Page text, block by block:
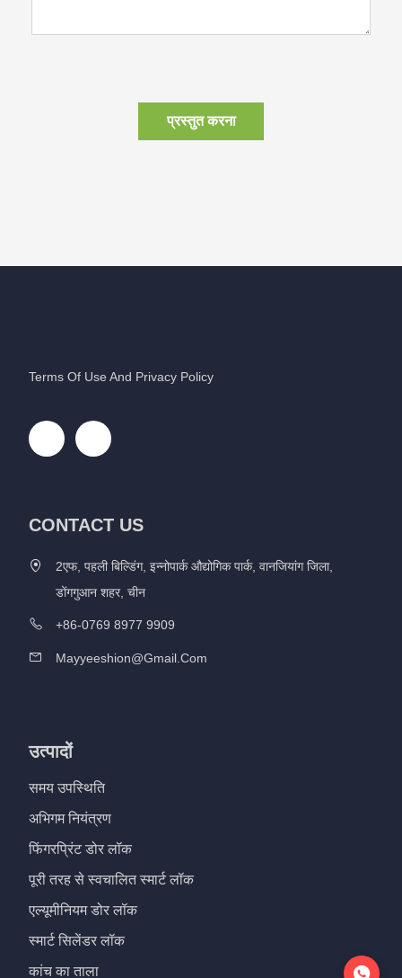
प्रस्तुत करना
Terms Of Use And Privacy Policy
CONTACT US
2एफ, पहली बिल्डिंग, इन्नोपार्क औद्योगिक पार्क, वानजियांग जिला,
डोंगगुआन शहर, चीन
+86-0769 8977 9909
Mayyeeshion@gmail.com
उत्पादों
समय उपस्थिति
अभिगम नियंत्रण
फिंगरप्रिंट डोर लॉक
पूरी तरह से स्वचालित स्मार्ट लॉक
एल्यूमीनियम डोर लॉक
स्मार्ट सिलेंडर लॉक
कांच का ताला